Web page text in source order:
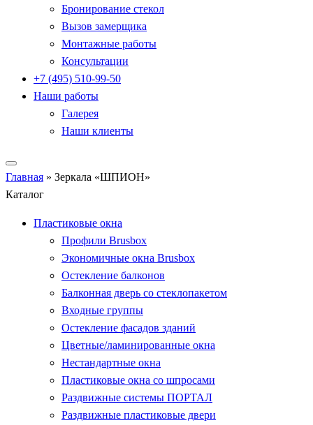
Бронирование стекол
Вызов замерщика
Монтажные работы
Консультации
+7 (495) 510-99-50
Наши работы
Галерея
Наши клиенты
Главная » Зеркала «ШПИОН»
Каталог
Пластиковые окна
Профили Brusbox
Экономичные окна Brusbox
Остекление балконов
Балконная дверь со стеклопакетом
Входные группы
Остекление фасадов зданий
Цветные/ламинированные окна
Нестандартные окна
Пластиковые окна со шпросами
Раздвижные системы ПОРТАЛ
Раздвижные пластиковые двери